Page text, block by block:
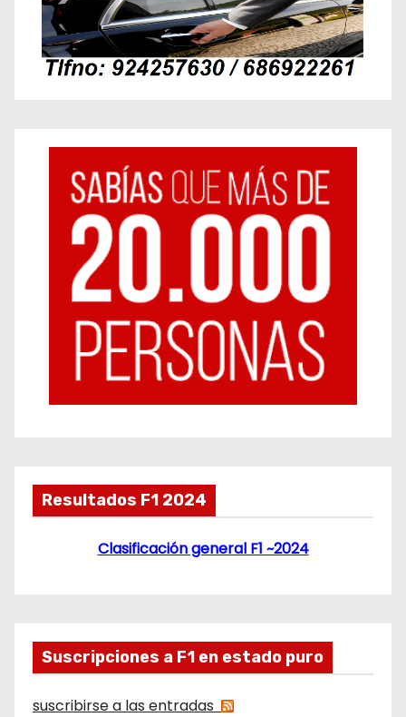
Resultados F1 2024
Clasificación general F1 ~2024
Suscripciones a F1 en estado puro
suscribirse a las entradas